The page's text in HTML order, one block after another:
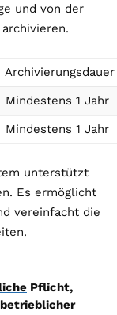
und von der
Archivierungsdauer
Mindestens 1 Jahr
Mindestens 1 Jahr
unterstützt
Es ermöglicht
vereinfacht die
Pflicht,